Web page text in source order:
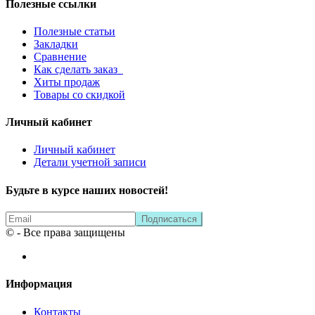
Полезные ссылки
Полезные статьи
Закладки
Сравнение
Как сделать заказ
Хиты продаж
Товары со скидкой
Личный кабинет
Личный кабинет
Детали учетной записи
Будьте в курсе наших новостей!
© - Все права защищены
Информация
Контакты